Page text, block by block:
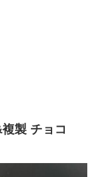
製 チョコ